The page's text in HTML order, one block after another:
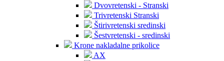
Dvovretenski - Stranski
Trivretenski Stranski
Štirivretenski sredinski
Šestvretenski - sredinski
Krone nakladalne prikolice
AX